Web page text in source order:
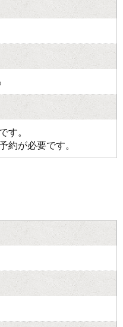
す。
約が必要です。